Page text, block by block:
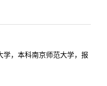
，本科南京师范大学，报